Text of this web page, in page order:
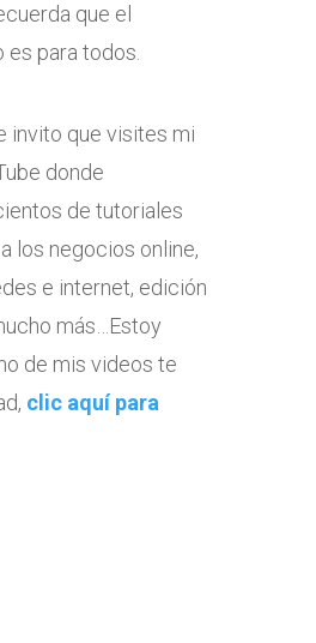
que el
para todos.
invito que visites mi
donde
de tutoriales
los negocios online,
e internet, edición
más…Estoy
de mis videos te
clic aquí para